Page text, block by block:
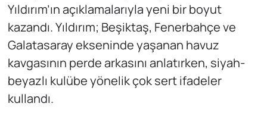
Yıldırım’ın açıklamalarıyla yeni bir boyut
kazandı. Yıldırım; Beşiktaş, Fenerbahçe ve
Galatasaray ekseninde yaşanan havuz
kavgasının perde arkasını anlatırken, siyah-
beyazlı kulübe yönelik çok sert ifadeler
kullandı.